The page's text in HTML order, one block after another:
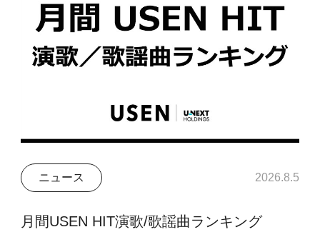
ニュース 2026.8.5
月間USEN HIT演歌/歌謡曲ランキング